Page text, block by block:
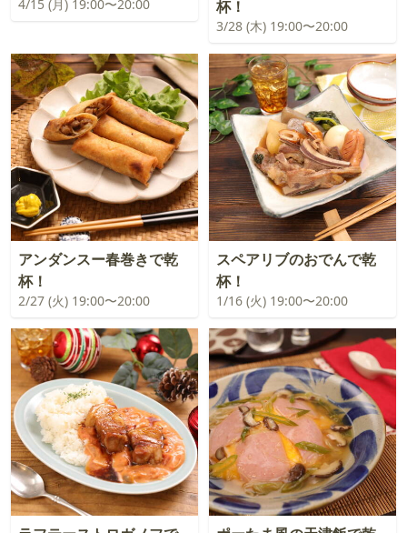
4/15 (月) 19:00〜20:00 杯！
3/28 (木) 19:00〜20:00
アンダンスー春巻きで乾
杯！
2/27 (火) 19:00〜20:00
スペアリブのおでんで乾
杯！
1/16 (火) 19:00〜20:00